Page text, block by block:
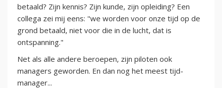
betaald? Zijn kennis? Zijn kunde, zijn opleiding? Een
collega zei mij eens: "we worden voor onze tijd op de
grond betaald, niet voor die in de lucht, dat is
ontspanning."
Net als alle andere beroepen, zijn piloten ook
managers geworden. En dan nog het meest tijd-
manager...